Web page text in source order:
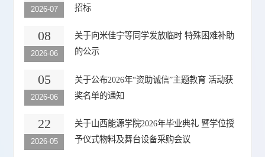
2026-07
招标
08
2026-06
关于向米佳宁等同学发放临时 特殊困难补助
的公示
05
2026-06
关于公布2026年“资助诚信”主题教育 活动获
奖名单的通知
22
2026-05
关于山西能源学院2026年毕业典礼 暨学位授
予仪式物料及舞台设备采购会议